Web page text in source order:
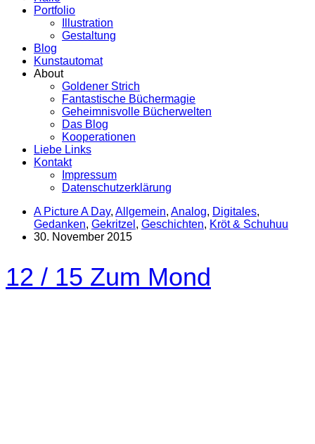
Portfolio
Illustration
Gestaltung
Blog
Kunstautomat
About
Goldener Strich
Fantastische Büchermagie
Geheimnisvolle Bücherwelten
Das Blog
Kooperationen
Liebe Links
Kontakt
Impressum
Datenschutzerklärung
A Picture A Day, Allgemein, Analog, Digitales,
Gedanken, Gekritzel , Geschichten, Kröt & Schuhuu
30. November 2015
12 / 15 Zum Mond